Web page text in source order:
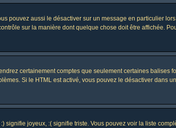
pouvez aussi le désactiver sur un message en particulier
sur la manière dont quelque chose doit être affichée.
certainement comptes que seulement certaines balises
Si le HTML est activé, vous pouvez le désactiver dans
joyeux, :( signifie triste. Vous pouvez voir la liste